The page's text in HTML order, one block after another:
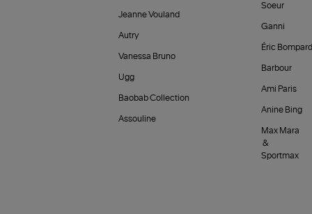
Jeanne Vouland
Autry
Vanessa Bruno
Ugg
Baobab Collection
Assouline
Soeur
Ganni
Éric Bompard
Barbour
Ami Paris
Anine Bing
Max Mara
&
Sportmax